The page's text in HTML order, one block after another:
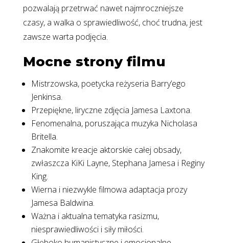
pozwalają przetrwać nawet najmroczniejsze
czasy, a walka o sprawiedliwość, choć trudna, jest
zawsze warta podjęcia.
Mocne strony filmu
Mistrzowska, poetycka reżyseria Barry’ego
Jenkinsa.
Przepiękne, liryczne zdjęcia Jamesa Laxtona.
Fenomenalna, poruszająca muzyka Nicholasa
Britella.
Znakomite kreacje aktorskie całej obsady,
zwłaszcza KiKi Layne, Stephana Jamesa i Reginy
King.
Wierna i niezwykle filmowa adaptacja prozy
Jamesa Baldwina.
Ważna i aktualna tematyka rasizmu,
niesprawiedliwości i siły miłości.